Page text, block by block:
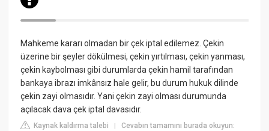
Mahkeme kararı olmadan bir çek iptal edilemez. Çekin
üzerine bir şeyler dökülmesi, çekin yırtılması, çekin yanması,
çekin kaybolması gibi durumlarda çekin hamil tarafından
bankaya ibrazı imkânsız hale gelir, bu durum hukuk dilinde
çekin zayi olmasıdır. Yani çekin zayi olması durumunda
açılacak dava çek iptal davasıdır.
Kaynak kaldırma talebi |Cevabın tamamını burada okuyun: